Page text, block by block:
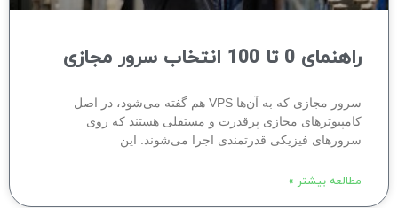
راهنمای 0 تا 100 انتخاب سرور مجازی
سرور مجازی که به آن‌ها VPS هم گفته می‌شود، در اصل
کامپیوترهای مجازی پرقدرت و مستقلی هستند که روی
سرورهای فیزیکی قدرتمندی اجرا می‌شوند. این
مطالعه بیشتر »